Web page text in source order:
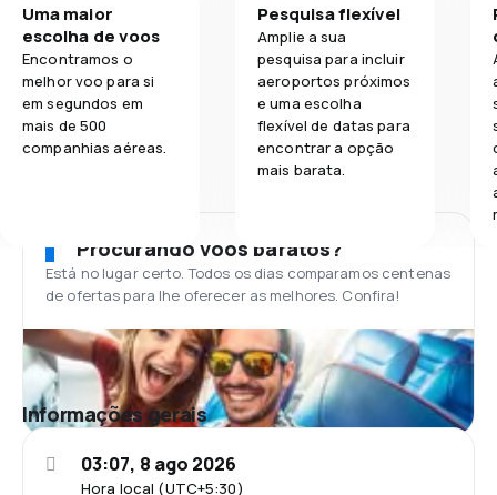
Uma maior
escolha de voos
Encontramos o
melhor voo para si
em segundos em
mais de 500
companhias aéreas.
Pesquisa flexível
Amplie a sua
pesquisa para incluir
aeroportos próximos
e uma escolha
flexível de datas para
encontrar a opção
mais barata.
Procurando voos baratos?
Está no lugar certo. Todos os dias comparamos centenas
de ofertas para lhe oferecer as melhores. Confira!
Informações gerais
Hora local (UTC+5:30)
03:07, 8 ago 2026